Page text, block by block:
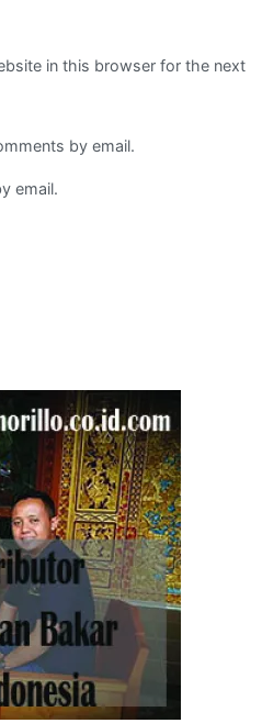
in this browser for the next
by email.
email.